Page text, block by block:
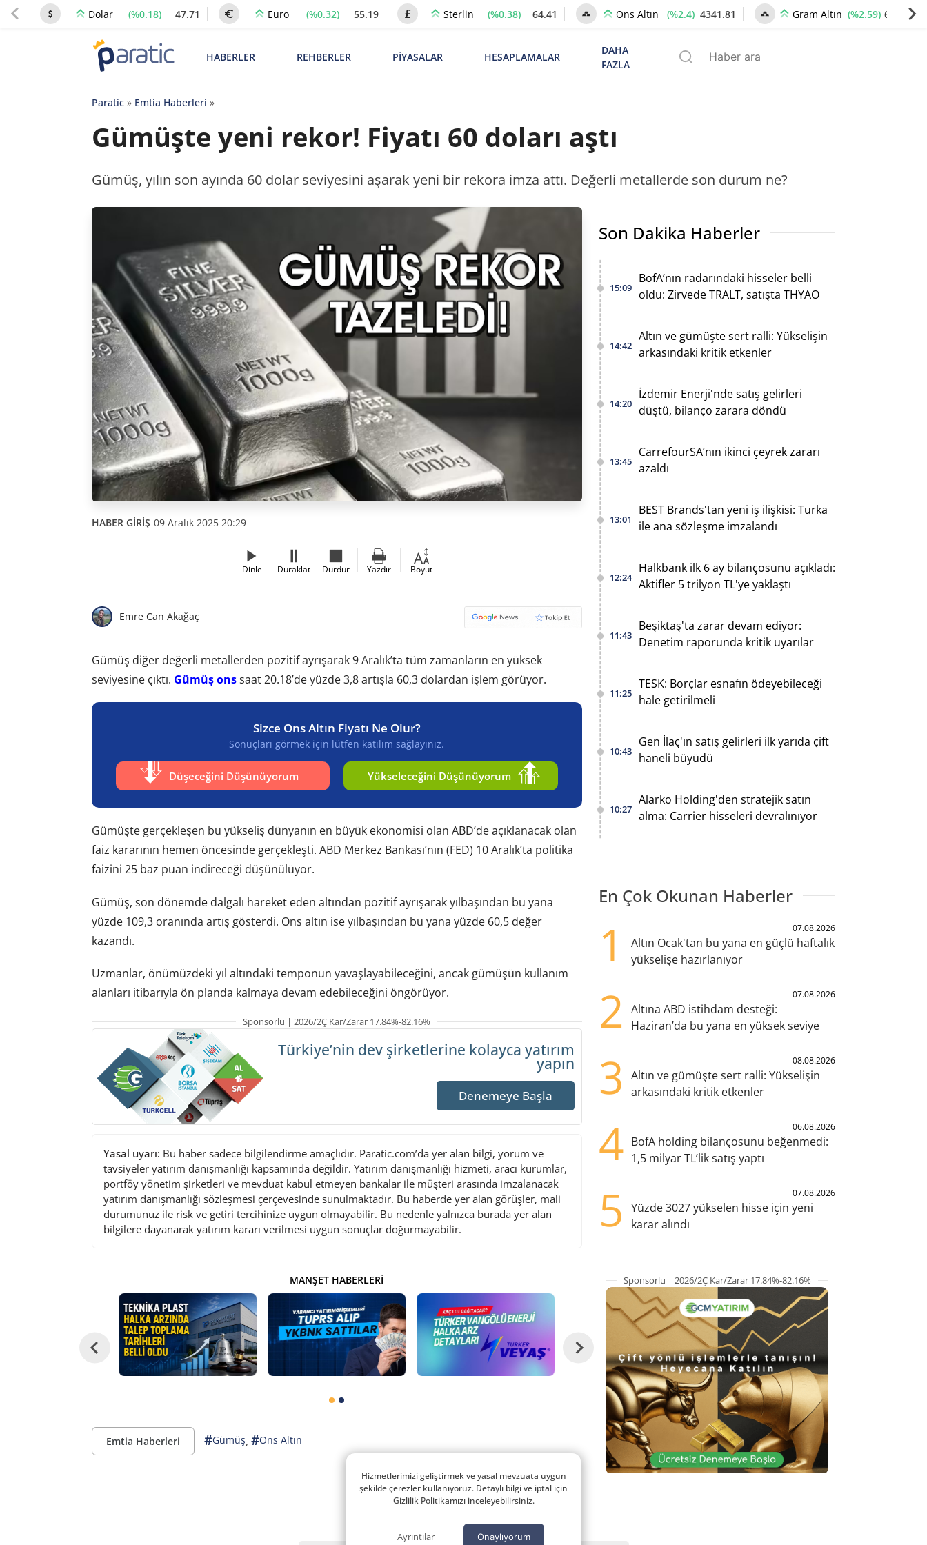
Dolar (%0.18) 47.71 Euro (%0.32) 55.19 Sterlin (%0.38) 64.41 Ons Altın (%2.4) 4341.81 Gram Altın (%2.59) 6660.55
HABERLER REHBERLER PİYASALAR HESAPLAMALAR
DAHA
FAZLA
Paratic» Emtia Haberleri »
Gümüşte yeni rekor! Fiyatı 60 doları aştı
Gümüş, yılın son ayında 60 dolar seviyesini aşarak yeni bir rekora imza attı. Değerli metallerde son durum ne?
HABER GİRİŞ 09 Aralık 2025 20:29
Dinle Duraklat Durdur Yazdır Boyut
Emre Can Akağaç
Gümüş diğer değerli metallerden pozitif ayrışarak 9 Aralık’ta tüm zamanların en yüksek
seviyesine çıktı. Gümüş onssaat 20.18’de yüzde 3,8 artışla 60,3 dolardan işlem görüyor.
Sizce Ons Altın Fiyatı Ne Olur?
Sonuçları görmek için lütfen katılım sağlayınız.
Düşeceğini Düşünüyorum Yükseleceğini Düşünüyorum
Gümüşte gerçekleşen bu yükseliş dünyanın en büyük ekonomisi olan ABD’de açıklanacak olan
faiz kararının hemen öncesinde gerçekleşti. ABD Merkez Bankası’nın (FED) 10 Aralık’ta politika
faizini 25 baz puan indireceği düşünülüyor.
Gümüş, son dönemde dalgalı hareket eden altından pozitif ayrışarak yılbaşından bu yana
yüzde 109,3 oranında artış gösterdi. Ons altın ise yılbaşından bu yana yüzde 60,5 değer
kazandı.
Uzmanlar, önümüzdeki yıl altındaki temponun yavaşlayabileceğini, ancak gümüşün kullanım
alanları itibarıyla ön planda kalmaya devam edebileceğini öngörüyor.
Sponsorlu | 2026/2Ç Kar/Zarar 17.84%-82.16%
Türkiye’nin dev şirketlerine kolayca yatırım
yapın
Denemeye Başla
Yasal uyarı: Bu haber sadece bilgilendirme amaçlıdır. Paratic.com’da yer alan bilgi, yorum ve
tavsiyeler yatırım danışmanlığı kapsamında değildir. Yatırım danışmanlığı hizmeti, aracı kurumlar,
portföy yönetim şirketleri ve mevduat kabul etmeyen bankalar ile müşteri arasında imzalanacak
yatırım danışmanlığı sözleşmesi çerçevesinde sunulmaktadır. Bu haberde yer alan görüşler, mali
durumunuz ile risk ve getiri tercihinize uygun olmayabilir. Bu nedenle yalnızca burada yer alan
bilgilere dayanarak yatırım kararı verilmesi uygun sonuçlar doğurmayabilir.
MANŞET HABERLERI
Emtia Haberleri #Gümüş, #Ons Altın
Son Dakika Haberler
15:09
BofA’nın radarındaki hisseler belli
oldu: Zirvede TRALT, satışta THYAO
14:42
Altın ve gümüşte sert ralli: Yükselişin
arkasındaki kritik etkenler
14:20
İzdemir Enerji'nde satış gelirleri
düştü, bilanço zarara döndü
13:45
CarrefourSA’nın ikinci çeyrek zararı
azaldı
13:01
BEST Brands'tan yeni iş ilişkisi: Turka
ile ana sözleşme imzalandı
12:24
Halkbank ilk 6 ay bilançosunu açıkladı:
Aktifler 5 trilyon TL'ye yaklaştı
11:43
Beşiktaş'ta zarar devam ediyor:
Denetim raporunda kritik uyarılar
11:25
TESK: Borçlar esnafın ödeyebileceği
hale getirilmeli
10:43
Gen İlaç'ın satış gelirleri ilk yarıda çift
haneli büyüdü
10:27
Alarko Holding'den stratejik satın
alma: Carrier hisseleri devralınıyor
En Çok Okunan Haberler
1 07.08.2026
Altın Ocak'tan bu yana en güçlü haftalık
yükselişe hazırlanıyor
2 07.08.2026
Altına ABD istihdam desteği:
Haziran’da bu yana en yüksek seviye
3 08.08.2026
Altın ve gümüşte sert ralli: Yükselişin
arkasındaki kritik etkenler
4 06.08.2026
BofA holding bilançosunu beğenmedi:
1,5 milyar TL’lik satış yaptı
5 07.08.2026
Yüzde 3027 yükselen hisse için yeni
karar alındı
Sponsorlu | 2026/2Ç Kar/Zarar 17.84%-82.16%
Hizmetlerimizi geliştirmek ve yasal mevzuata uygun
şekilde çerezler kullanıyoruz. Detaylı bilgi ve iptal için
Gizlilik Politikamızı inceleyebilirsiniz.
Ayrıntılar Onaylıyorum